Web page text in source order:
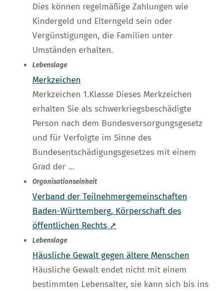
Dies können regelmäßige Zahlungen wie
Kindergeld und Elterngeld sein oder
Vergünstigungen, die Familien unter
Umständen erhalten.
Lebenslage
Merkzeichen
Merkzeichen 1.Klasse Dieses Merkzeichen
erhalten Sie als schwerkriegsbeschädigte
Person nach dem Bundesversorgungsgesetz
und für Verfolgte im Sinne des
Bundesentschädigungsgesetzes mit einem
Grad der …
Organisationseinheit
Verband der Teilnehmergemeinschaften
Baden-Württemberg, Körperschaft des
öffentlichen Rechts ➚
Lebenslage
Häusliche Gewalt gegen ältere Menschen
Häusliche Gewalt endet nicht mit einem
bestimmten Lebensalter, sie kann sich bis ins